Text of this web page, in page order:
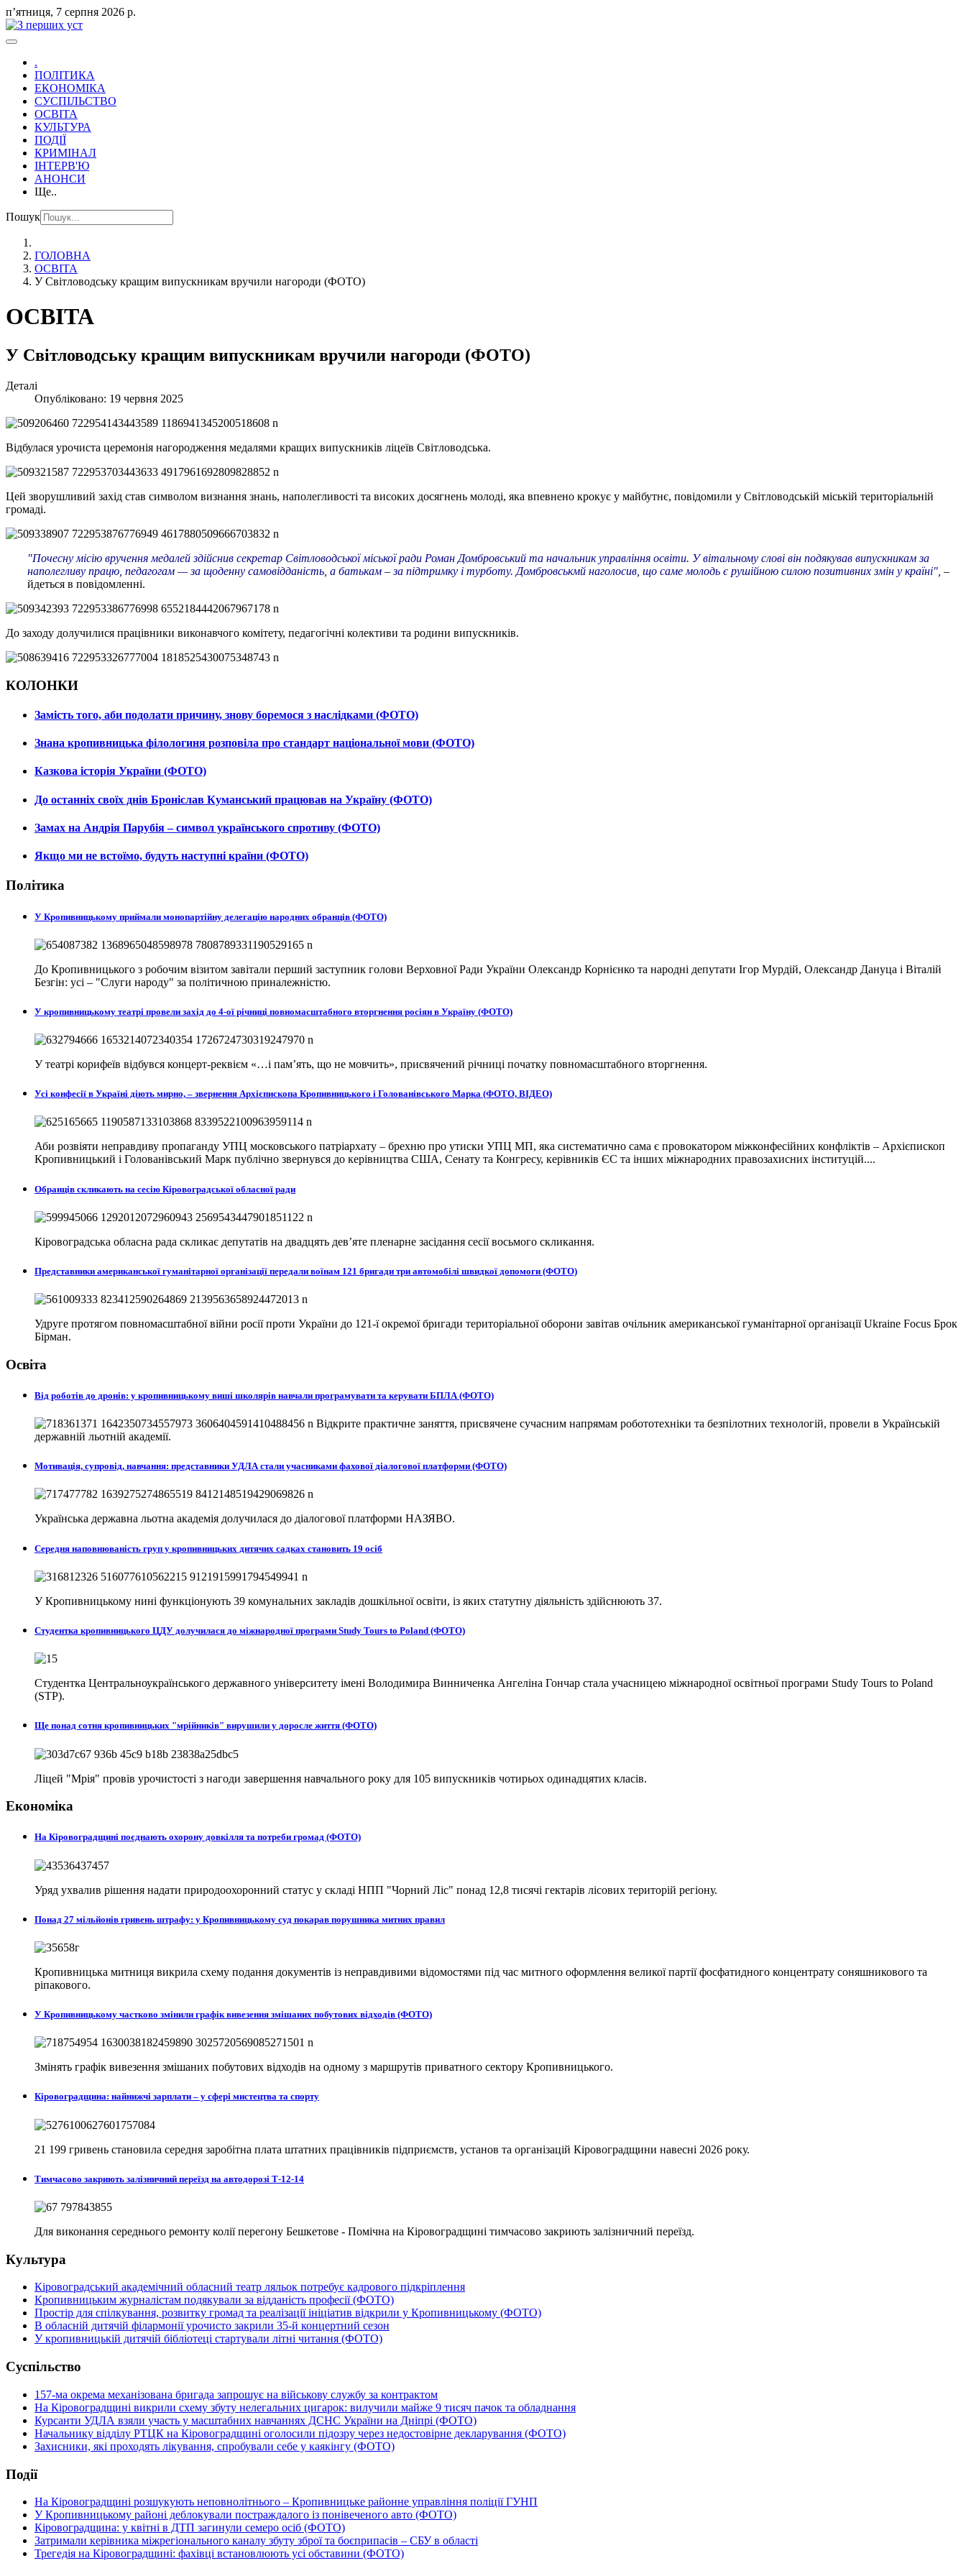
пʼятниця, 7 серпня 2026 р.
.
ПОЛІТИКА
ЕКОНОМІКА
СУСПІЛЬСТВО
ОСВІТА
КУЛЬТУРА
ПОДІЇ
КРИМІНАЛ
ІНТЕРВ'Ю
АНОНСИ
Ще..
Пошук
ГОЛОВНА
ОСВІТА
У Світловодську кращим випускникам вручили нагороди (ФОТО)
ОСВІТА
У Світловодську кращим випускникам вручили нагороди (ФОТО)
Деталі
Опубліковано: 19 червня 2025
Відбулася урочиста церемонія нагородження медалями кращих випускників ліцеїв Світловодська.
Цей зворушливий захід став символом визнання знань, наполегливості та високих досягнень молоді, яка впевнено крокує у майбутнє, повідомили у Світловодській міській територіальній
громаді.
"Почесну місію вручення медалей здійснив секретар Світловодської міської ради Роман Домбровський та начальник управління освіти. У вітальному слові він подякував випускникам за
наполегливу працю, педагогам — за щоденну самовідданість, а батькам – за підтримку і турботу. Домбровськмй наголосив, що саме молодь є рушійною силою позитивних змін у країні", –
йдеться в повідомленні.
До заходу долучилися працівники виконавчого комітету, педагогічні колективи та родини випускників.
КОЛОНКИ
Замість того, аби подолати причину, знову боремося з наслідками (ФОТО)
Знана кропивницька філологиня розповіла про стандарт національної мови (ФОТО)
Казкова історія України (ФОТО)
До останніх своїх днів Броніслав Куманський працював на Україну (ФОТО)
Замах на Андрія Парубія – символ українського спротиву (ФОТО)
Якщо ми не встоїмо, будуть наступні країни (ФОТО)
Політика
У Кропивницькому приймали монопартійну делегацію народних обранців (ФОТО)
До Кропивницького з робочим візитом завітали перший заступник голови Верховної Ради України Олександр Корнієнко та народні депутати Ігор Мурдій, Олександр Дануца і Віталій
Безгін: усі – "Слуги народу" за політичною приналежністю.
У кропивницькому театрі провели захід до 4-ої річниці повномасштабного вторгнення росіян в Україну (ФОТО)
У театрі корифеїв відбувся концерт-реквієм «…і пам’ять, що не мовчить», присвячений річниці початку повномасштабного вторгнення.
Усі конфесії в Україні діють мирно, – звернення Архієпископа Кропивницького і Голованівського Марка (ФОТО, ВІДЕО)
Аби розвіяти неправдиву пропаганду УПЦ московського патріархату – брехню про утиски УПЦ МП, яка систематично сама є провокатором міжконфесійних конфліктів – Архієпископ
Кропивницький і Голованівський Марк публічно звернувся до керівництва США, Сенату та Конгресу, керівників ЄС та інших міжнародних правозахисних інституцій....
Обранців скликають на сесію Кіровоградської обласної ради
Кіровоградська обласна рада скликає депутатів на двадцять дев’яте пленарне засідання сесії восьмого скликання.
Представники американської гуманітарної організації передали воїнам 121 бригади три автомобілі швидкої допомоги (ФОТО)
Удруге протягом повномасштабної війни росії проти України до 121-ї окремої бригади територіальної оборони завітав очільник американської гуманітарної організації Ukraine Focus Брок
Бірман.
Освіта
Від роботів до дронів: у кропивницькому виші школярів навчали програмувати та керувати БПЛА (ФОТО)
Відкрите практичне заняття, присвячене сучасним напрямам робототехніки та безпілотних технологій, провели в Українській
державній льотній академії.
Мотивація, супровід, навчання: представники УДЛА стали учасниками фахової діалогової платформи (ФОТО)
Українська державна льотна академія долучилася до діалогової платформи НАЗЯВО.
Середня наповнюваність груп у кропивницьких дитячих садках становить 19 осіб
У Кропивницькому нині функціонують 39 комунальних закладів дошкільної освіти, із яких статутну діяльність здійснюють 37.
Студентка кропивницького ЦДУ долучилася до міжнародної програми Study Tours to Poland (ФОТО)
Студентка Центральноукраїнського державного університету імені Володимира Винниченка Ангеліна Гончар стала учасницею міжнародної освітньої програми Study Tours to Poland
(STP).
Ще понад сотня кропивницьких "мрійників" вирушили у доросле життя (ФОТО)
Ліцей "Мрія" провів урочистості з нагоди завершення навчального року для 105 випускників чотирьох одинадцятих класів.
Економіка
На Кіровоградщині поєднають охорону довкілля та потреби громад (ФОТО)
Уряд ухвалив рішення надати природоохоронний статус у складі НПП "Чорний Ліс" понад 12,8 тисячі гектарів лісових територій регіону.
Понад 27 мільйонів гривень штрафу: у Кропивницькому суд покарав порушника митних правил
Кропивницька митниця викрила схему подання документів із неправдивими відомостями під час митного оформлення великої партії фосфатидного концентрату соняшникового та
ріпакового.
У Кропивницькому частково змінили графік вивезення змішаних побутових відходів (ФОТО)
Змінять графік вивезення змішаних побутових відходів на одному з маршрутів приватного сектору Кропивницького.
Кіровоградщина: найнижчі зарплати – у сфері мистецтва та спорту
21 199 гривень становила середня заробітна плата штатних працівників підприємств, установ та організацій Кіровоградщини навесні 2026 року.
Тимчасово закриють залізничний переїзд на автодорозі Т-12-14
Для виконання середнього ремонту колії перегону Бешкетове - Помічна на Кіровоградщині тимчасово закриють залізничний переїзд.
Культура
Кіровоградський академічний обласний театр ляльок потребує кадрового підкріплення
Кропивницьким журналістам подякували за відданість професії (ФОТО)
Простір для спілкування, розвитку громад та реалізації ініціатив відкрили у Кропивницькому (ФОТО)
В обласній дитячій філармонії урочисто закрили 35-й концертний сезон
У кропивницькій дитячій бібліотеці стартували літні читання (ФОТО)
Суспільство
157-ма окрема механізована бригада запрошує на військову службу за контрактом
На Кіровоградщині викрили схему збуту нелегальних цигарок: вилучили майже 9 тисяч пачок та обладнання
Курсанти УДЛА взяли участь у масштабних навчаннях ДСНС України на Дніпрі (ФОТО)
Начальнику відділу РТЦК на Кіровоградщині оголосили підозру через недостовірне декларування (ФОТО)
Захисники, які проходять лікування, спробували себе у каякінгу (ФОТО)
Події
На Кіровоградщині розшукують неповнолітнього – Кропивницьке районне управління поліції ГУНП
У Кропивницькому районі деблокували постраждалого із понівеченого авто (ФОТО)
Кіровоградщина: у квітні в ДТП загинули семеро осіб (ФОТО)
Затримали керівника міжрегіонального каналу збуту зброї та боєприпасів – СБУ в області
Трегедія на Кіровоградщині: фахівці встановлюють усі обставини (ФОТО)